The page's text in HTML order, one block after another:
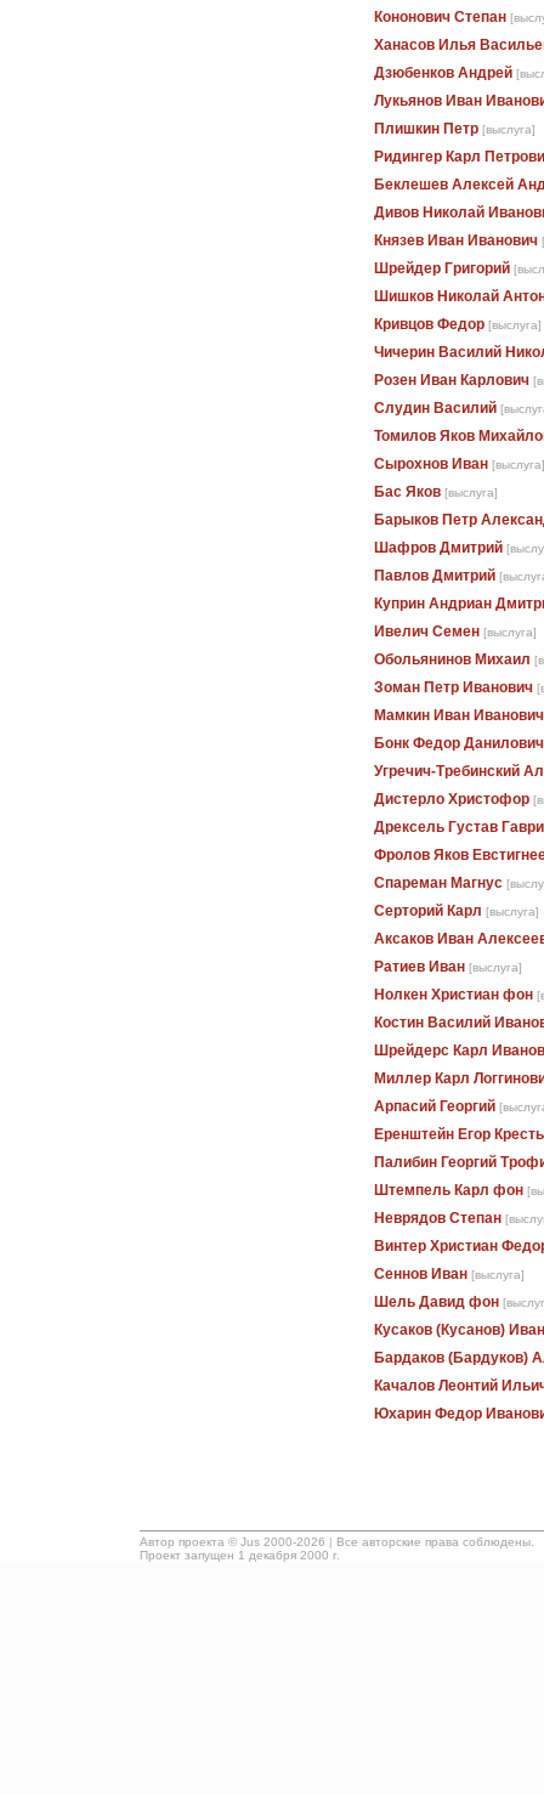
Кононович Степан
Ханасов Илья
Дзюбенков Андрей
Лукьянов Иван
Плишкин Петр [выслуга]
Ридингер Карл
Беклешев Алексей
Дивов Николай
Князев Иван Иванович
Шрейдер Григорий
Шишков Николай
Кривцов Федор [выслуга]
Чичерин Василий
Розен Иван Карлович
Слудин Василий
Томилов Яков
Сырохнов Иван [выслуга]
Бас Яков [выслуга]
Барыков Петр
Шафров Дмитрий
Павлов Дмитрий
Куприн Андриан
Ивелич Семен [выслуга]
Обольянинов Михаил
Зоман Петр Иванович
Мамкин Иван Иванович
Бонк Федор Данилович
Угречич-Требинский
Дистерло Христофор
Дрексель Густав
Фролов Яков
Спареман Магнус
Серторий Карл [выслуга]
Аксаков Иван
Ратиев Иван [выслуга]
Нолкен Христиан фон
Костин Василий
Шрейдерс Карл
Миллер Карл
Арпасий Георгий
Еренштейн Егор
Палибин Георгий
Штемпель Карл фон
Неврядов Степан
Винтер Христиан
Сеннов Иван [выслуга]
Шель Давид фон
Кусаков (Кусанов)
Бардаков (Бардуков)
Качалов Леонтий
Юхарин Федор
Автор проекта © Jus 2000-2026 | Все авторские права соблюдены.
Проект запущен 1 декабря 2000 г.